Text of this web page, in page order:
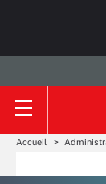
Accueil